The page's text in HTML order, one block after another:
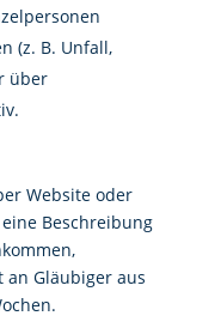
(z. B. Unfall,
über
Website oder
Beschreibung
an Gläubiger aus